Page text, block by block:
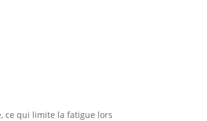
ce qui limite la fatigue lors